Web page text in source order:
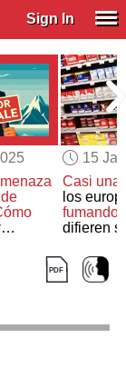
Sign In
15
Casi una
los
fumando
difieren